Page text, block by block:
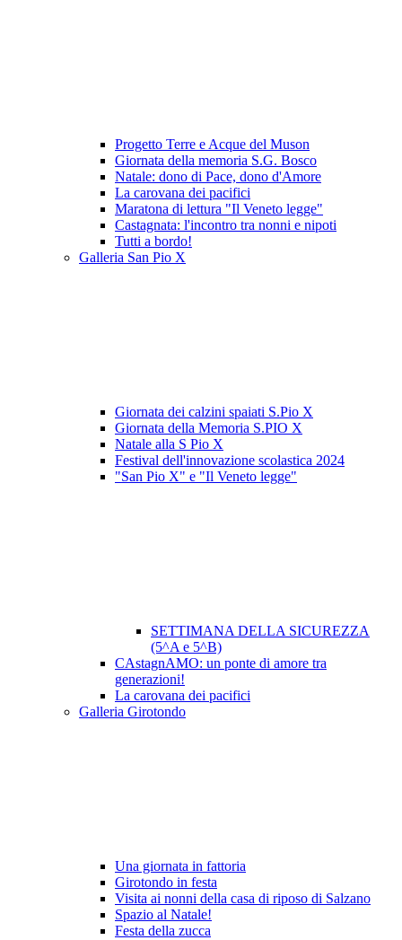
Progetto Terre e Acque del Muson
Giornata della memoria S.G. Bosco
Natale: dono di Pace, dono d'Amore
La carovana dei pacifici
Maratona di lettura "Il Veneto legge"
Castagnata: l'incontro tra nonni e nipoti
Tutti a bordo!
Galleria San Pio X
Giornata dei calzini spaiati S.Pio X
Giornata della Memoria S.PIO X
Natale alla S Pio X
Festival dell'innovazione scolastica 2024
"San Pio X" e "Il Veneto legge"
SETTIMANA DELLA SICUREZZA
(5^A e 5^B)
CAstagnAMO: un ponte di amore tra
generazioni!
La carovana dei pacifici
Galleria Girotondo
Una giornata in fattoria
Girotondo in festa
Visita ai nonni della casa di riposo di Salzano
Spazio al Natale!
Festa della zucca